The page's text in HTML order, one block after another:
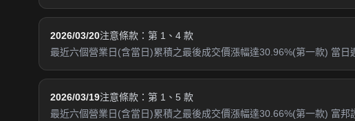
2026/03/20注意條款：第 1、4 款
最近六個營業日(含當日)累積之最後成交價漲幅達30.96%(第一款) 當日
2026/03/19注意條款：第 1、5 款
最近六個營業日(含當日)累積之最後成交價漲幅達30.66%(第一款) 富